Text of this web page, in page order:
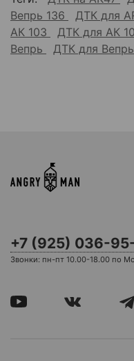
Вепрь 136
ДТК для
АК 103
ДТК для АК
Вепрь
ДТК для
+7 (925) 036-
Звонки: пн-пт 10.00-18.00 по